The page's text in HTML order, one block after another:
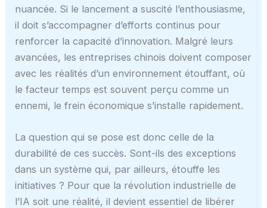
nuancée. Si le lancement a suscité l’enthousiasme,
il doit s’accompagner d’efforts continus pour
renforcer la capacité d’innovation. Malgré leurs
avancées, les entreprises chinois doivent composer
avec les réalités d’un environnement étouffant, où
le facteur temps est souvent perçu comme un
ennemi, le frein économique s’installe rapidement.
La question qui se pose est donc celle de la
durabilité de ces succès. Sont-ils des exceptions
dans un système qui, par ailleurs, étouffe les
initiatives ? Pour que la révolution industrielle de
l’IA soit une réalité, il devient essentiel de libérer